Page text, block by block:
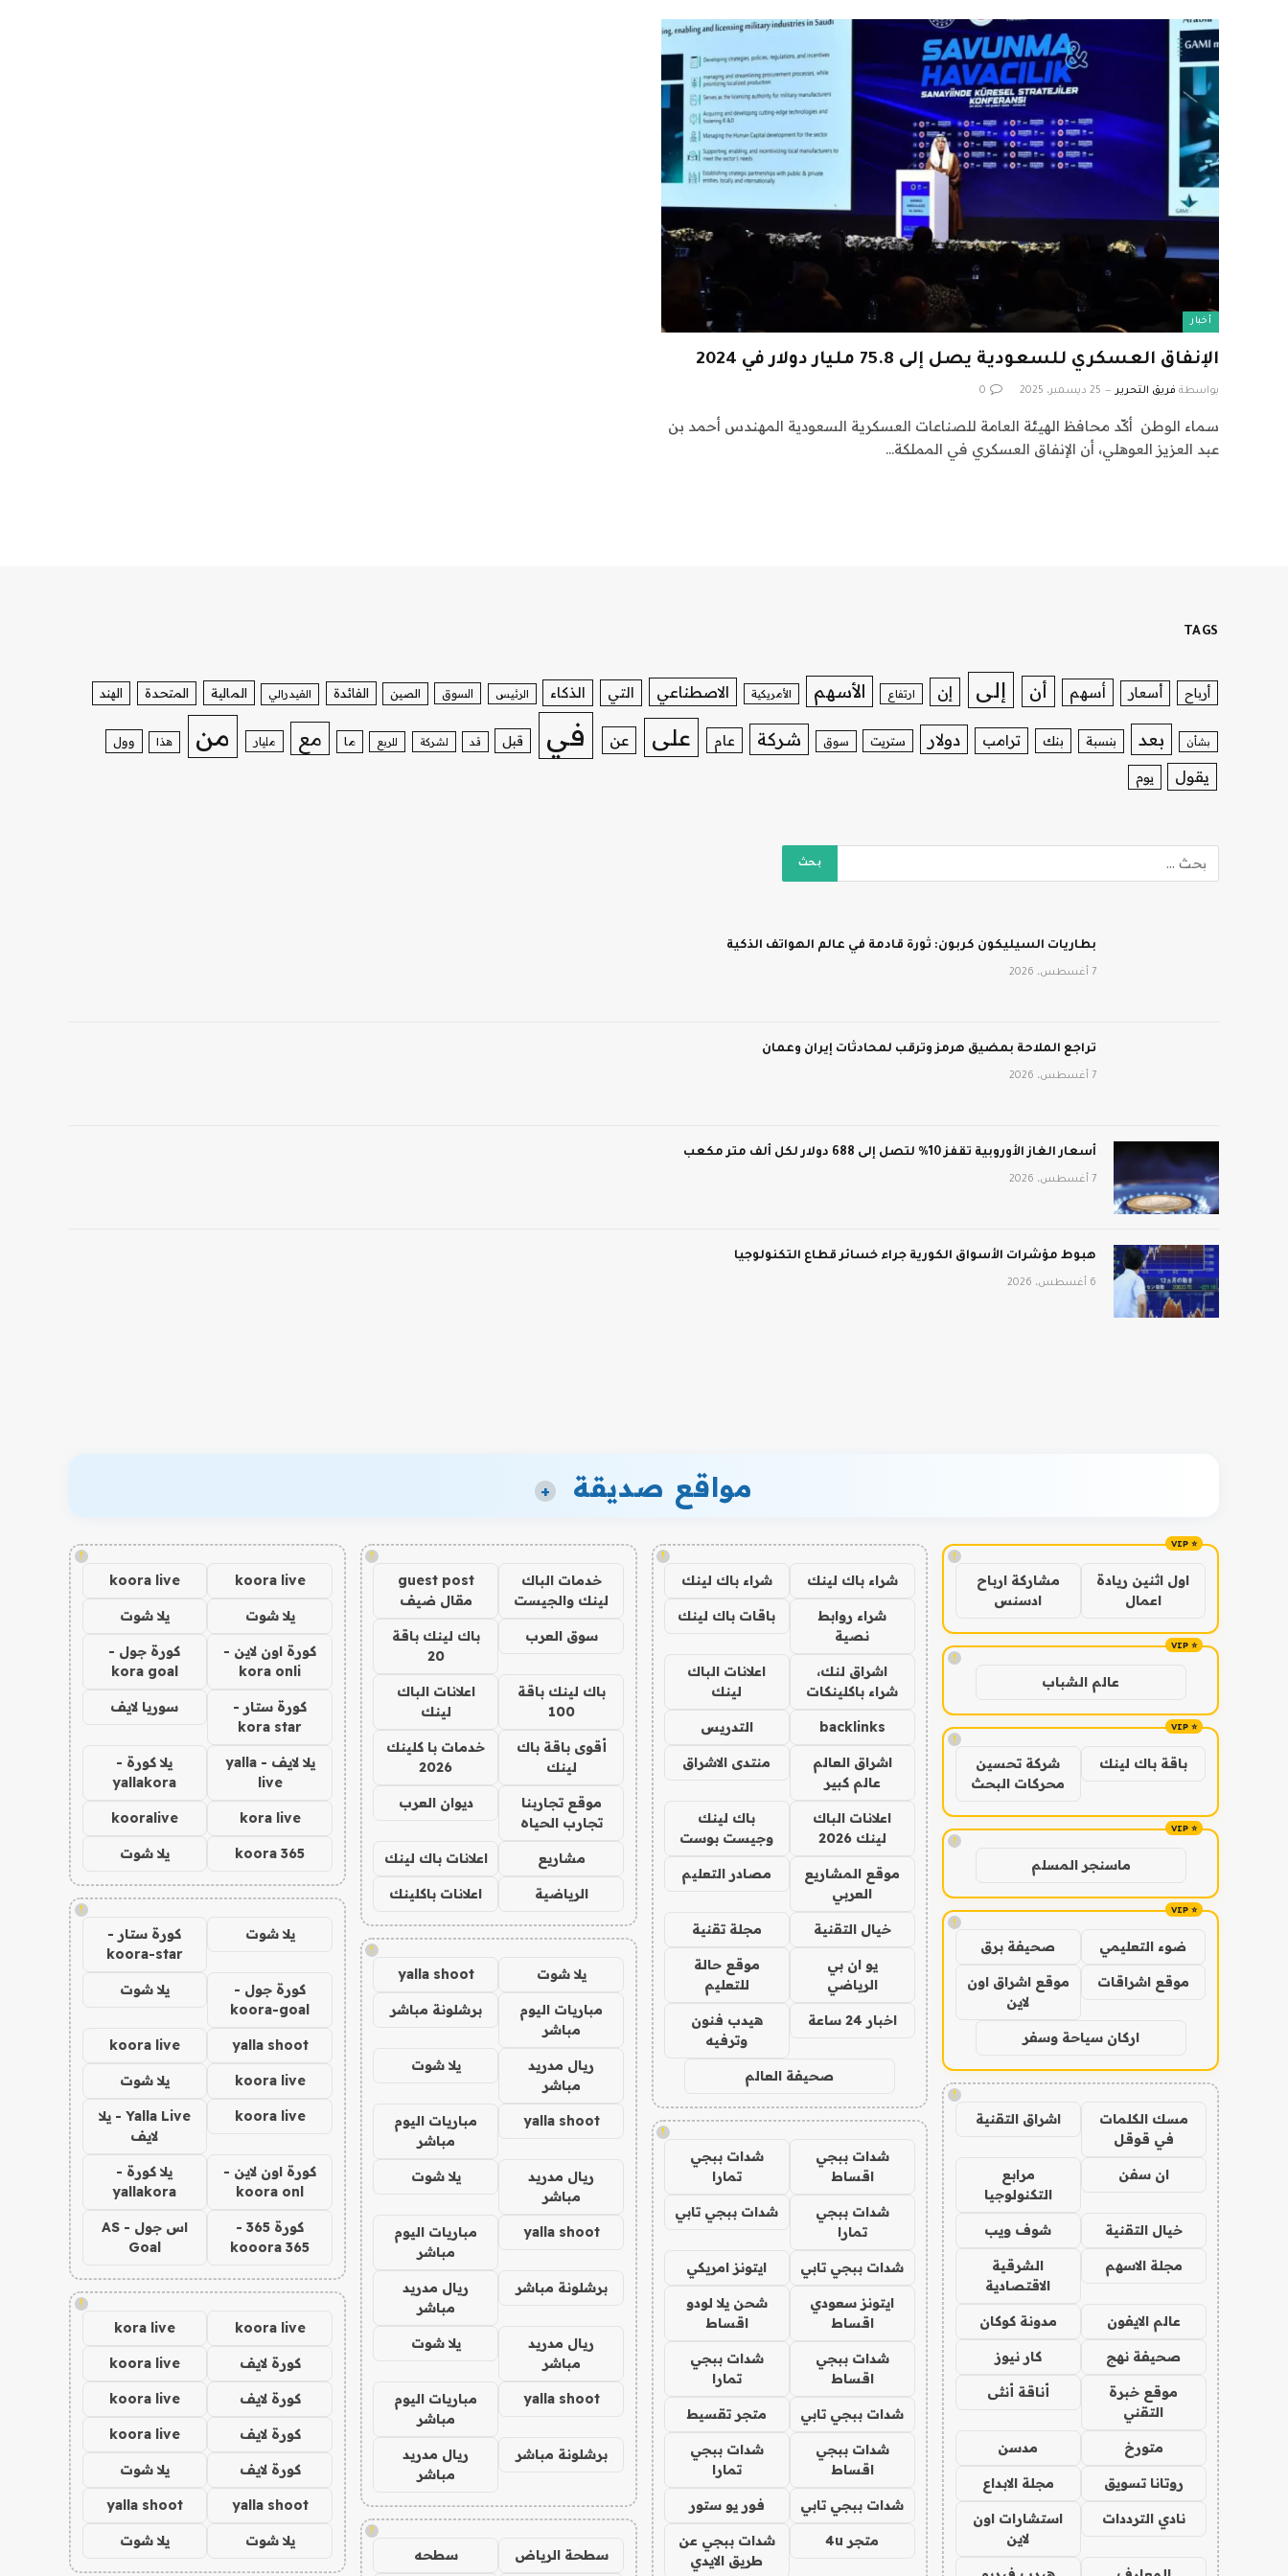
أخبار
الإنفاق العسكري للسعودية يصل إلى 75.8 مليار دولار في 2024
بواسطة فريق التحرير 25 ديسمبر، 2025 0
سماء الوطن أكّد محافظ الهيئة العامة للصناعات العسكرية السعودية المهندس أحمد بن
عبد العزيز العوهلي، أن الإنفاق العسكري في المملكة…
TAGS
أرباح أسعار أسهم أن إلى إن ارتفاع الأسهم الأمريكية الاصطناعي التي الذكاء الرئيس السوق الصين الفائدة الفيدرالي المالية المتحدة الهند
بشأن بعد بنسبة بنك ترامب دولار ستريت سوق شركة عام على عن في قبل قد لشركة للربع ما مع مليار من هذا وول
يقول يوم
بطاريات السيليكون كربون: ثورة قادمة في عالم الهواتف الذكية
7 أغسطس، 2026
تراجع الملاحة بمضيق هرمز وترقب لمحادثات إيران وعمان
7 أغسطس، 2026
أسعار الغاز الأوروبية تقفز 10% لتصل إلى 688 دولار لكل ألف متر مكعب
7 أغسطس، 2026
هبوط مؤشرات الأسواق الكورية جراء خسائر قطاع التكنولوجيا
6 أغسطس، 2026
مواقع صديقة +
!
اول اثنين ريادة
اعمال
مشاركة ارباح
ادسنس
!
عالم الشباب
!
باقة باك لينك
شركة تحسين
محركات البحث
!
ماسنجر المسلم
!
ضوء التعليمي صحيفة برق
موقع اشراقات
موقع اشراق اون
لاين
اركان سياحة وسفر
!
مسك الكلمات
في قوقل
اشراق التقنية
ان سفن
مرابع
التكنولوجيا
خيال التقنية شوف ويب
مجلة الاسهم
الشرقية
الاقتصادية
عالم الايفون مدونة كوكان
صحيفة نهج كار نيوز
موقع خبرة
التقني
أناقة أنثى
متورخ مدسن
روتانا تسويق مجلة الابداع
نادي الترددات
استشارات اون
لاين
!
شراء باك لينك شراء باك لينك
شراء روابط
نصية
باقات باك لينك
اشراق لنك،
شراء باكلينكات
اعلانات الباك
لينك
backlinks التدريس
اشراق العالم
عالم كبير
منتدى الاشراق
اعلانات الباك
لينك 2026
باك لينك
وجيست بوست
موقع المشاريع
العربي
مصادر التعليم
خيال التقنية مجلة تقنية
يو ان بي
الرياضي
موقع حالة
للتعليم
اخبار 24 ساعة
هيدب فنون
وترفيه
صحيفة العالم
!
شدات ببجي
اقساط
شدات ببجي
تمارا
شدات ببجي
تمارا
شدات ببجي تابي
شدات ببجي تابي ايتونز امريكي
ايتونز سعودي
اقساط
شحن يلا لودو
اقساط
شدات ببجي
اقساط
شدات ببجي
تمارا
شدات ببجي تابي متجر تقسيط
شدات ببجي
اقساط
شدات ببجي
تمارا
شدات ببجي تابي فور يو ستور
متجر 4u
شدات ببجي عن
طريق الايدي
!
خدمات الباك
لينك والجيست
guest post
مقال ضيف
سوق العرب
باك لينك باقة
20
باك لينك باقة
100
اعلانات الباك
لينك
أقوى باقة باك
لينك
خدمات با كلينك
2026
موقع تجاربنا
تجارب الحياه
ديوان العرب
مشاريع اعلانات باك لينك
الرياضية اعلانات باكلينك
!
يلا شوت yalla shoot
مباريات اليوم
مباشر
برشلونة مباشر
ريال مدريد
مباشر
يلا شوت
yalla shoot
مباريات اليوم
مباشر
ريال مدريد
مباشر
يلا شوت
yalla shoot
مباريات اليوم
مباشر
برشلونة مباشر
ريال مدريد
مباشر
ريال مدريد
مباشر
يلا شوت
yalla shoot
مباريات اليوم
مباشر
برشلونة مباشر
ريال مدريد
مباشر
!
سطحة الرياض سطحه
!
koora live
koora live
يلا شوت يلا شوت
كورة اون لاين -
kora onli
كورة جول -
kora goal
كورة ستار -
kora star
سوريا لايف
يلا لايف - yalla
live
يلا كورة -
yallakora
kora live
kooralive
koora 365 يلا شوت
!
يلا شوت
كورة ستار -
koora-star
كورة جول -
koora-goal
يلا شوت
yalla shoot
koora live
koora live يلا شوت
koora live
Yalla Live - يلا
لايف
كورة اون لاين -
koora onl
يلا كورة -
yallakora
كورة 365 -
kooora 365
اس جول - AS
Goal
!
koora live
kora live
كورة لايف koora live
كورة لايف koora live
كورة لايف koora live
كورة لايف يلا شوت
yalla shoot
yalla shoot
يلا شوت يلا شوت